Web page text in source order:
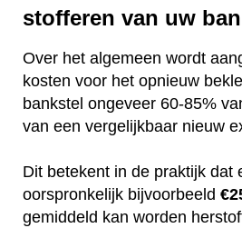
stofferen van uw
Over het algemeen wordt
kosten voor het opnieuw
bankstel ongeveer 60-85%
van een vergelijkbaar nieuw
Dit betekent in de praktijk dat
oorspronkelijk bijvoorbeeld
gemiddeld kan worden